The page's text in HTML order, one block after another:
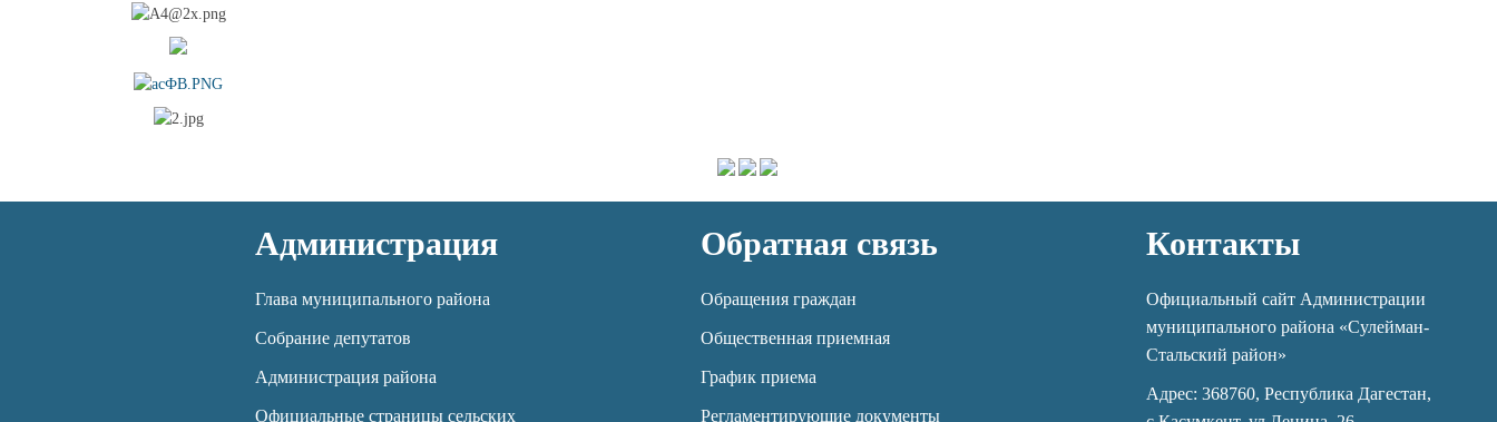
Администрация
Глава муниципального района
Собрание депутатов
Администрация района
Официальные страницы сельских
Обратная связь
Обращения граждан
Общественная приемная
График приема
Регламентирующие документы
Контакты
Официальный сайт Администрации
муниципального района «Сулейман-
Стальский район»
Адрес: 368760, Республика Дагестан,